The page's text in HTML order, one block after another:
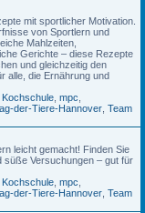
mit sportlicher Motivation.
von Sportlern und
Mahlzeiten,
Gerichte – diese Rezepte
und gleichzeitig den
alle, die Ernährung und
Kochschule mpc
der-Tiere-Hannover Team
leicht gemacht! Finden Sie
süße Versuchungen – gut für
Kochschule mpc
der-Tiere-Hannover Team